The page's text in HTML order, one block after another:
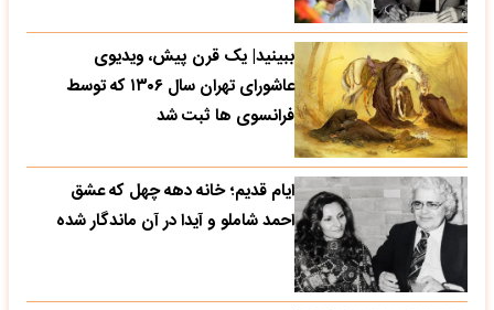
ببینید| یک قرن پیش، ویدیوی
عاشورای تهران سال ۱۳۰۶ که توسط
فرانسوی ها ثبت شد
ایام قدیم؛ خانه دهه چهل که عشق
احمد شاملو و آیدا در آن ماندگار شده